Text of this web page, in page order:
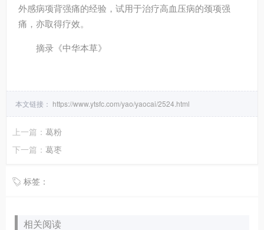
外感病项背强痛的经验，试用于治疗高血压病的颈项强
痛，亦取得疗效。
摘录 《中华本草》
本文链接： https://www.ytsfc.com/yao/yaocai/2524.html
上一篇： 葛粉
下一篇： 葛枣
标签：
相关阅读